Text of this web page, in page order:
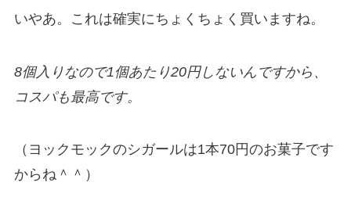
いやあ。これは確実にちょくちょく買いますね。
8個入りなので1個あたり20円しないんですから、
コスパも最高です。
（ヨックモックのシガールは1本70円のお菓子です
からね＾＾）